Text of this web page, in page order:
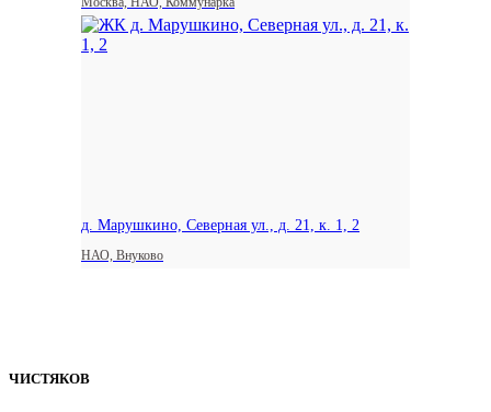
д. Марушкино, Северная ул., д. 21, к. 1, 2
НАО, Внуково
ЧИСТЯКОВ